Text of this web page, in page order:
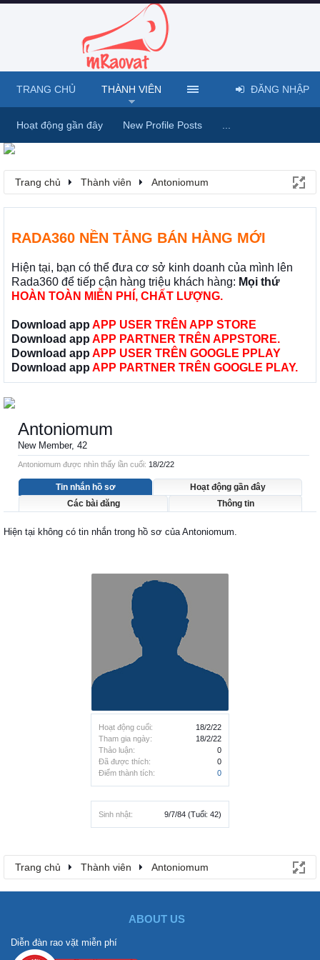
Trang chủ Thành viên Antoniomum
RADA360 NỀN TẢNG BÁN HÀNG MỚI
Hiện tại, bạn có thể đưa cơ sở kinh doanh của mình lên
Rada360 để tiếp cận hàng triệu khách hàng: Mọi thứ
HOÀN TOÀN MIỄN PHÍ, CHẤT LƯỢNG.
Download app APP USER TRÊN APP STORE
Download app APP PARTNER TRÊN APPSTORE.
Download app APP USER TRÊN GOOGLE PPLAY
Download app APP PARTNER TRÊN GOOGLE PLAY.
Hoạt động cuối:
18/2/22
Tham gia ngày:
18/2/22
Thảo luận:
0
Đã được thích:
0
Điểm thành tích:
0
Sinh nhật: 9/7/84 (Tuổi: 42)
Antoniomum
New Member, 42
Antoniomum được nhìn thấy lần cuối: 18/2/22
Tin nhắn hồ sơ
Hoạt động gần đây
Các bài đăng
Thông tin
Hiện tại không có tin nhắn trong hồ sơ của Antoniomum.
Trang chủ Thành viên Antoniomum
TRANG CHỦ THÀNH VIÊN
Hoạt động gần đây New Profile Posts
ĐĂNG NHẬP
ABOUT US
Diễn đàn rao vặt miễn phí